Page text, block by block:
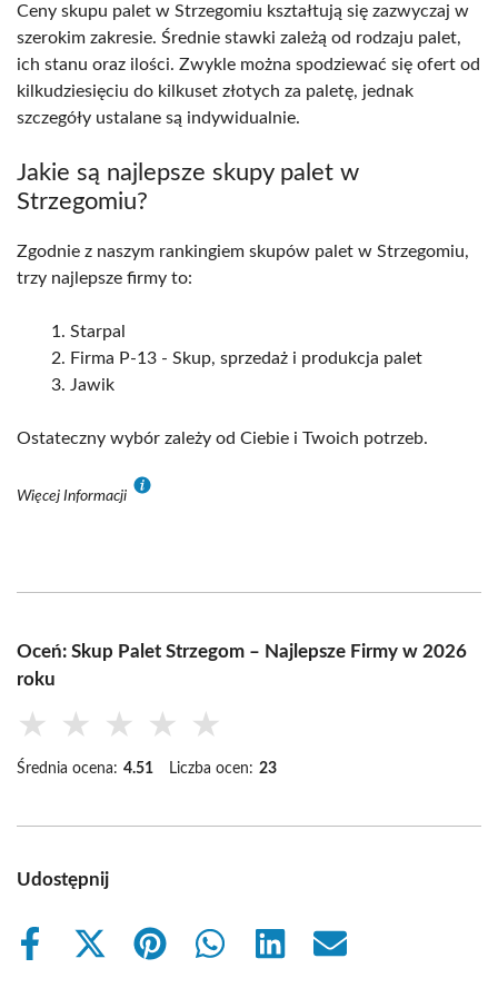
Ceny skupu palet w Strzegomiu kształtują się zazwyczaj w
szerokim zakresie. Średnie stawki zależą od rodzaju palet,
ich stanu oraz ilości. Zwykle można spodziewać się ofert od
kilkudziesięciu do kilkuset złotych za paletę, jednak
szczegóły ustalane są indywidualnie.
Jakie są najlepsze skupy palet w
Strzegomiu?
Zgodnie z naszym rankingiem skupów palet w Strzegomiu,
trzy najlepsze firmy to:
Starpal
Firma P-13 - Skup, sprzedaż i produkcja palet
Jawik
Ostateczny wybór zależy od Ciebie i Twoich potrzeb.
Więcej Informacji
Oceń: Skup Palet Strzegom – Najlepsze Firmy w 2026
roku
★ ★ ★ ★ ★
Średnia ocena: 4.51 Liczba ocen: 23
Udostępnij
Share
Share
Share
Share
Share
Share